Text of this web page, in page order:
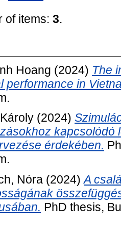
of items: 3.
Hoang (2024) The
performance in
(2024)
kapcsolódó
érdekében.
Nóra (2024)A
PhD thesis,